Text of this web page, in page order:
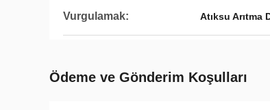
Vurgulamak: Atıksu Arıtma
Ödeme ve Gönderim Koşulları